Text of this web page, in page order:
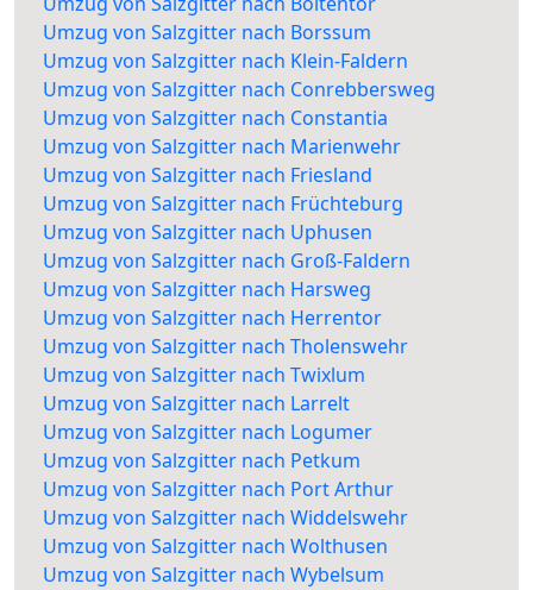
Umzug von Salzgitter nach Borssum
Umzug von Salzgitter nach Klein-Faldern
Umzug von Salzgitter nach Conrebbersweg
Umzug von Salzgitter nach Constantia
Umzug von Salzgitter nach Marienwehr
Umzug von Salzgitter nach Friesland
Umzug von Salzgitter nach Früchteburg
Umzug von Salzgitter nach Uphusen
Umzug von Salzgitter nach Groß-Faldern
Umzug von Salzgitter nach Harsweg
Umzug von Salzgitter nach Herrentor
Umzug von Salzgitter nach Tholenswehr
Umzug von Salzgitter nach Twixlum
Umzug von Salzgitter nach Larrelt
Umzug von Salzgitter nach Logumer
Umzug von Salzgitter nach Petkum
Umzug von Salzgitter nach Port Arthur
Umzug von Salzgitter nach Widdelswehr
Umzug von Salzgitter nach Wolthusen
Umzug von Salzgitter nach Wybelsum